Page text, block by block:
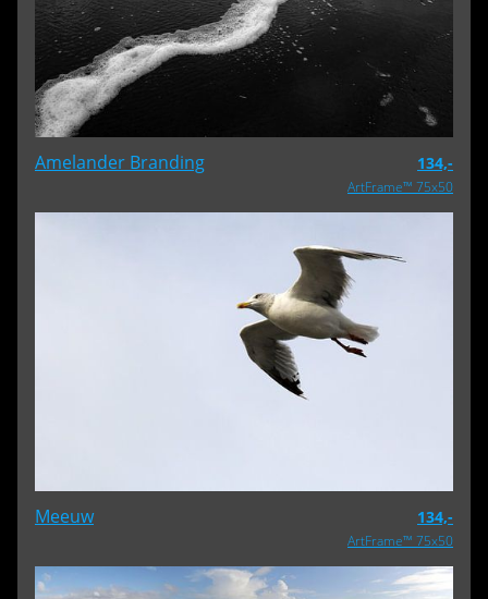
Amelander Branding 134,-
ArtFrame™ 75x50
Meeuw 134,-
ArtFrame™ 75x50